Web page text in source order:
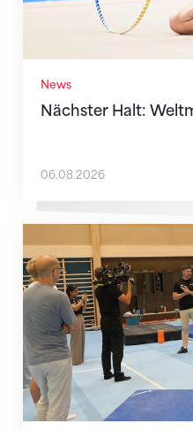
News
Nächster Halt:
06.08.2026
Mit klaren Zielen nach